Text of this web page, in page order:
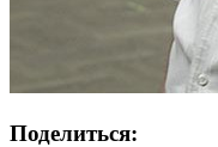
Поделиться: